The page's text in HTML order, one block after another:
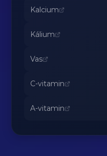
Kalcium
Kálium
Vas
C-vitamin
A-vitamin